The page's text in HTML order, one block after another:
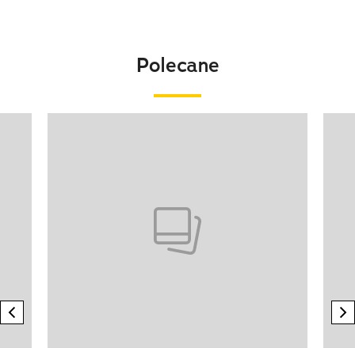
Polecane
previous element